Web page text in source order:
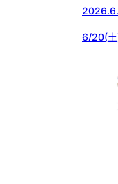
6/20(土